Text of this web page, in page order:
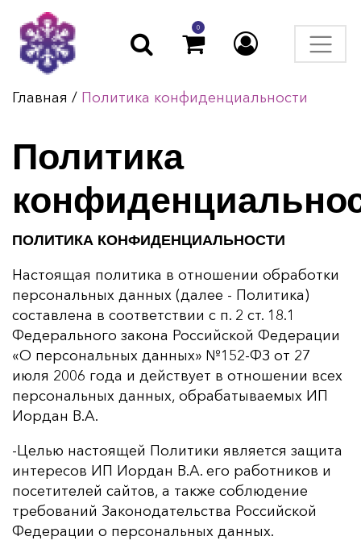
0
Главная / Политика конфиденциальности
Политика
ПОЛИТИКА КОНФИДЕНЦИАЛЬНОСТИ
Настоящая политика в отношении обработки
персональных данных (далее - Политика)
составлена в соответствии с п. 2 ст. 18.1
Федерального закона Российской Федерации
«О персональных данных» №152-ФЗ от 27
июля 2006 года и действует в отношении всех
персональных данных, обрабатываемых ИП
Иордан В.А.
-Целью настоящей Политики является защита
интересов ИП Иордан В.А. его работников и
посетителей сайтов, а также соблюдение
требований Законодательства Российской
Федерации о персональных данных.